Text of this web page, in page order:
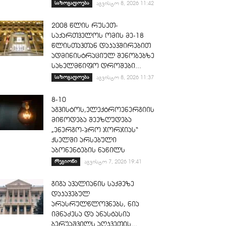
საზოგადოება აგვისტო 8, 2026 11:42
2008 წლის რუსეთ-
საქართველოს ომის მე-18
წლისთავთან დაკავშირებით
ადმინისტრაციულ შენობებზე
სახელმწიფო დროშები...
საზოგადოება აგვისტო 8, 2026 11:37
8-10
აგვისტოს,ელექტროენერგიის
მიწოდება შეეზღუდება
„ენერგო-პრო ჯორჯიას“
ქსელში არსებული
აბონენტების ნაწილს
რეგიონი აგვისტო 7, 2026 19:41
გიგა ავალიანის საქმეზე
დაკავებულ
არასრულწლოვნებს, ნია
იმნაძესა და ანასტასია
ბერუაშვილს აღკვეთის...